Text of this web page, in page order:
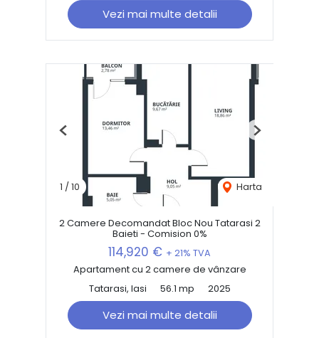
Vezi mai multe detalii
1 / 10 Harta
Previous Next
2 Camere Decomandat Bloc Nou Tatarasi 2
Baieti - Comision 0%
114,920 € + 21% TVA
Apartament cu 2 camere de vânzare
Tatarasi, Iasi
56.1 mp 2025
Vezi mai multe detalii